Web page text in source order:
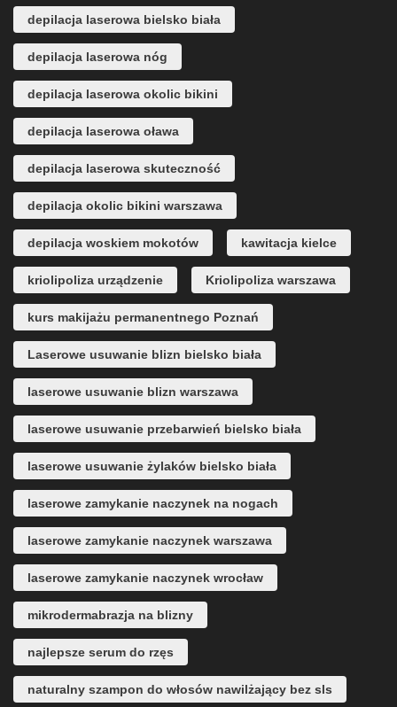
depilacja laserowa bielsko biała
depilacja laserowa nóg
depilacja laserowa okolic bikini
depilacja laserowa oława
depilacja laserowa skuteczność
depilacja okolic bikini warszawa
depilacja woskiem mokotów kawitacja kielce
kriolipoliza urządzenie Kriolipoliza warszawa
kurs makijażu permanentnego Poznań
Laserowe usuwanie blizn bielsko biała
laserowe usuwanie blizn warszawa
laserowe usuwanie przebarwień bielsko biała
laserowe usuwanie żylaków bielsko biała
laserowe zamykanie naczynek na nogach
laserowe zamykanie naczynek warszawa
laserowe zamykanie naczynek wrocław
mikrodermabrazja na blizny
najlepsze serum do rzęs
naturalny szampon do włosów nawilżający bez sls